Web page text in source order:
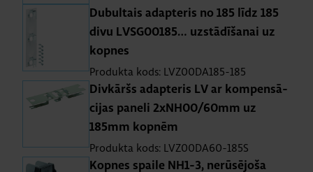
Du­bul­tais adap­te­ris no 185 līdz 185
divu LVSG00185… uz­stā­dī­ša­nai uz
kop­nes
Produkta kods: LVZ00DA185-185
Div­kāršs adap­te­ris LV ar kom­pen­sā­
ci­jas pa­neli 2xNH00/60mm uz
185mm kopnēm
Produkta kods: LVZ00DA60-185S
Kop­nes spaile NH1-3, ne­rū­sē­joša